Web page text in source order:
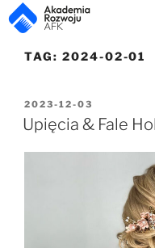
TAG: 2024-02-01
2023-12-03
Upięcia & Fale